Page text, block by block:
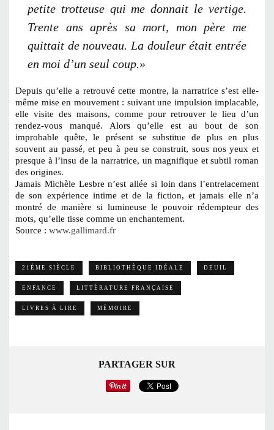
petite trotteuse qui me donnait le vertige.
Trente ans après sa mort, mon père me
quittait de nouveau. La douleur était entrée
en moi d’un seul coup.»
Depuis qu’elle a retrouvé cette montre, la narratrice s’est elle-
même mise en mouvement : suivant une impulsion implacable,
elle visite des maisons, comme pour retrouver le lieu d’un
rendez-vous manqué. Alors qu’elle est au bout de son
improbable quête, le présent se substitue de plus en plus
souvent au passé, et peu à peu se construit, sous nos yeux et
presque à l’insu de la narratrice, un magnifique et subtil roman
des origines.
Jamais Michèle Lesbre n’est allée si loin dans l’entrelacement
de son expérience intime et de la fiction, et jamais elle n’a
montré de manière si lumineuse le pouvoir rédempteur des
mots, qu’elle tisse comme un enchantement.
Source : www.gallimard.fr
21ÈME SIÈCLE BIBLIOTHÈQUE IDÉALE DEUIL
ENFANCE LITTÉRATURE FRANÇAISE
LIVRES À LIRE MÉMOIRE
PARTAGER SUR